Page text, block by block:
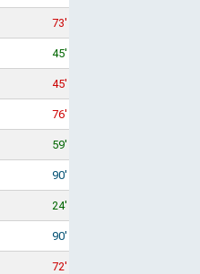
73'
45'
45'
76'
59'
90'
24'
90'
72'